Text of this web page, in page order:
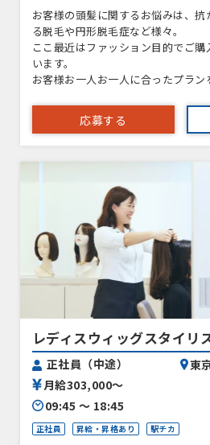
お客様の頭髪に関するお悩みは、
る脱毛や円形脱毛症など様々。
ここ最近はファッション目的でご
います。
お客様お一人お一人に合ったプラン
応募する
レディスウィッグスタイリ
正社員（中途）
月給303,000〜
09:45 〜 18:45
東
正社員 昇給・昇格あり 駅チカ